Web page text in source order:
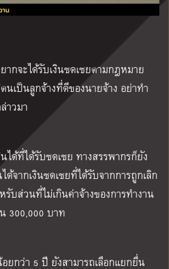
กจะได้รับเงินชดเชยตามกฎหมาย
นเป็นลูกจ้างที่ดีของนายจ้าง อย่าทำ
าวมา
ได้ที่ได้รับชดเชย ทางสรรพากรก็ยัง
ด้จากเงินชดเชยที่ได้รับจากการถูกเลิก
รับส่วนที่ไม่เกินค่าจ้างของการทำงาน
300,000 บาท
อยกว่า 5 ปี ยังสามารถเลือกแยกยื่น